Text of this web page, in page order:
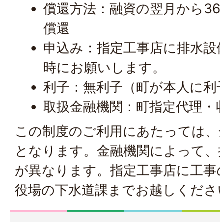
償還方法：融資の翌月から
償還
申込み：指定工事店に排水
時にお願いします。
利子：無利子（町が本人に
取扱金融機関：町指定代理
この制度のご利用にあたっては
となります。金融機関によって
が異なります。指定工事店に工
役場の下水道課までお越しくだ